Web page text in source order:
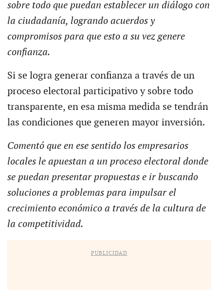
sobre todo que puedan establecer un diálogo con
la ciudadanía, logrando acuerdos y
compromisos para que esto a su vez genere
confianza.
Si se logra generar confianza a través de un
proceso electoral participativo y sobre todo
transparente, en esa misma medida se tendrán
las condiciones que generen mayor inversión.
Comentó que en ese sentido los empresarios
locales le apuestan a un proceso electoral donde
se puedan presentar propuestas e ir buscando
soluciones a problemas para impulsar el
crecimiento económico a través de la cultura de
la competitividad.
PUBLICIDAD